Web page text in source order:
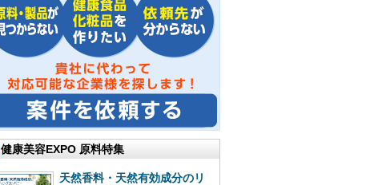
健康美容EXPO 原料特集
天然香料・天然有効成分のリ